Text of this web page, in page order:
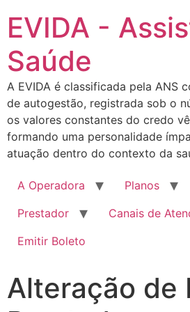
EVIDA -
Saúde
A EVIDA é classificada pela ANS
de autogestão, registrada sob o
os valores constantes do credo
formando uma personalidade
atuação dentro do contexto da
A Operadora Planos
Prestador
Canais de
Emitir Boleto
Alteração de